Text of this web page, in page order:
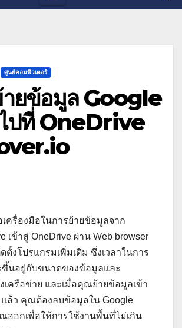
ศูนย์คอมพิวเตอร์
ายข้อมูล Google
ปที่ OneDrive
เครื่องมือในการย้ายข้อมูลจาก
เข้าสู่ OneDrive ผ่าน Web browser
ตั้งโปรแกรมเพิ่มเติม ซึ่งเวลาในการ
ขึ้นอยู่กับขนาดของข้อมูลและ
เครือข่าย และเมื่อคุณย้ายข้อมูลเข้า
แล้ว คุณต้องลบข้อมูลใน Google
ออกเพื่อให้การใช้งานพื้นที่ไม่เกิน